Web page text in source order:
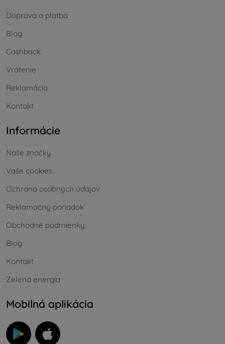
Doprava a platba
Blog
Cashback
Vrátenie
Reklamácia
Kontakt
Informácie
Naše značky
Vaše cookies
Ochrana osobných údajov
Reklamačný poriadok
Obchodné podmienky
Blog
Kontakt
Zelená energia
Mobilná aplikácia